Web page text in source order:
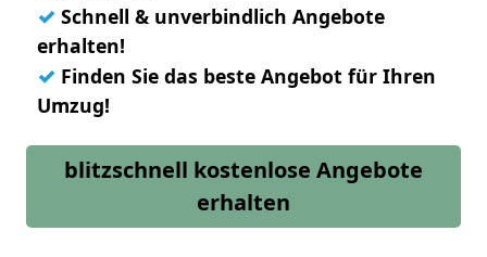
✓ Schnell & unverbindlich Angebote
erhalten!
✓ Finden Sie das beste Angebot für Ihren
Umzug!
blitzschnell kostenlose Angebote
erhalten